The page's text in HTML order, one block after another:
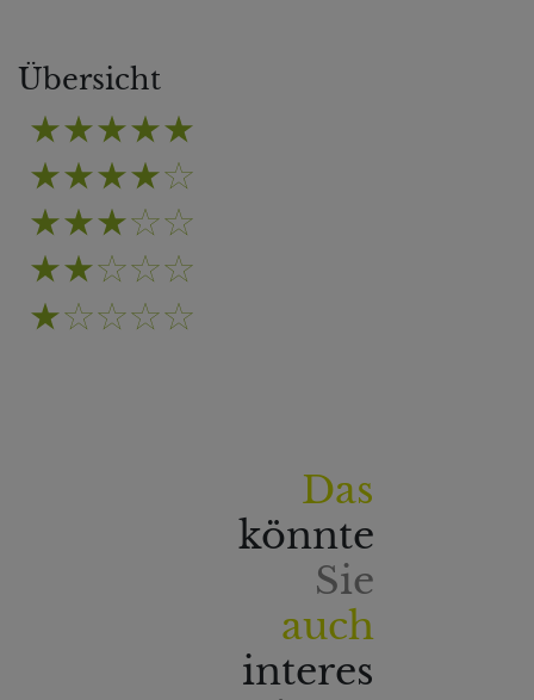
Übersicht
Das
könnte
Sie
auch
interes